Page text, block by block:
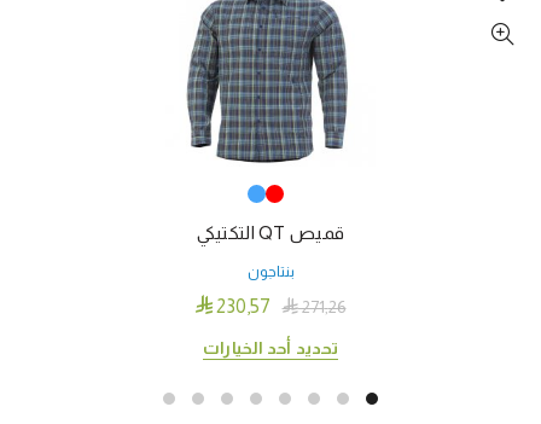
قميص QT التكتيكي
بنتاجون

271٫26  230٫57
تحديد أحد الخيارات
من